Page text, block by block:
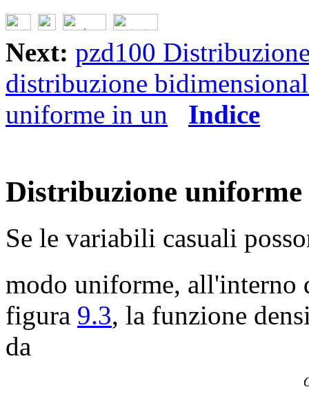
Next: pzd100
distribuzione
uniforme in un
Indice
Distribuzione
Se le variabili casuali
modo uniforme,
figura 9.3, la funzione
da